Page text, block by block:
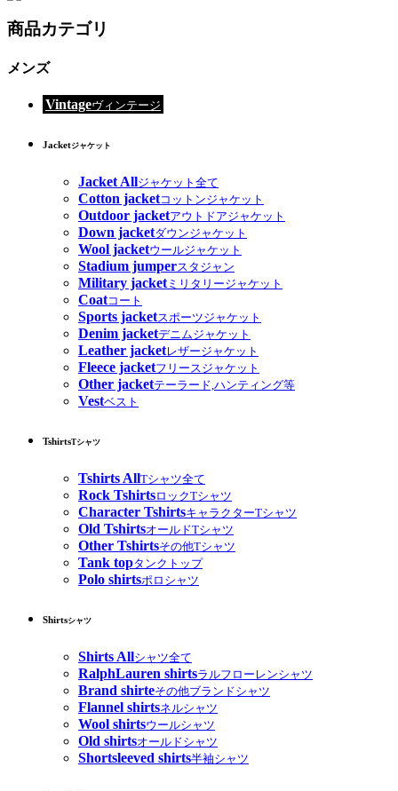
商品カテゴリ
メンズ
Vintageヴィンテージ
Jacketジャケット
Jacket Allジャケット全て
Cotton jacketコットンジャケット
Outdoor jacketアウトドアジャケット
Down jacketダウンジャケット
Wool jacketウールジャケット
Stadium jumperスタジャン
Military jacketミリタリージャケット
Coatコート
Sports jacketスポーツジャケット
Denim jacketデニムジャケット
Leather jacketレザージャケット
Fleece jacketフリースジャケット
Other jacketテーラード,ハンティング等
Vestベスト
TshirtsTシャツ
Tshirts AllTシャツ全て
Rock TshirtsロックTシャツ
Character TshirtsキャラクターTシャツ
Old TshirtsオールドTシャツ
Other Tshirtsその他Tシャツ
Tank topタンクトップ
Polo shirtsポロシャツ
Shirtsシャツ
Shirts Allシャツ全て
RalphLauren shirtsラルフローレンシャツ
Brand shirteその他ブランドシャツ
Flannel shirtsネルシャツ
Wool shirtsウールシャツ
Old shirtsオールドシャツ
Shortsleeved shirts半袖シャツ